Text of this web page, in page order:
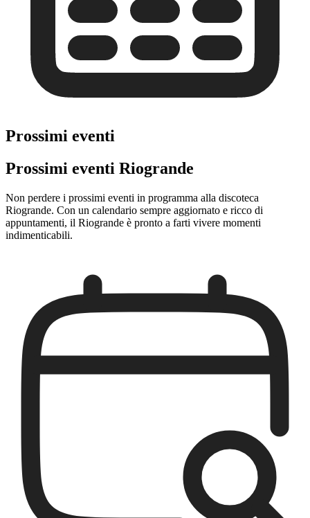
Prossimi eventi
Prossimi eventi Riogrande
Non perdere i prossimi eventi in programma alla discoteca
Riogrande. Con un calendario sempre aggiornato e ricco di
appuntamenti, il Riogrande è pronto a farti vivere momenti
indimenticabili.